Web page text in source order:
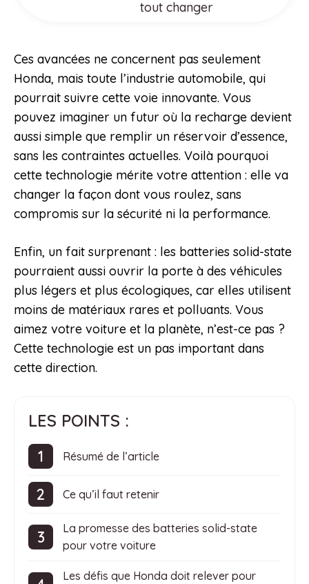
tout changer
Ces avancées ne concernent pas seulement
Honda, mais toute l’industrie automobile, qui
pourrait suivre cette voie innovante. Vous
pouvez imaginer un futur où la recharge devient
aussi simple que remplir un réservoir d’essence,
sans les contraintes actuelles. Voilà pourquoi
cette technologie mérite votre attention : elle va
changer la façon dont vous roulez, sans
compromis sur la sécurité ni la performance.
Enfin, un fait surprenant : les batteries solid-state
pourraient aussi ouvrir la porte à des véhicules
plus légers et plus écologiques, car elles utilisent
moins de matériaux rares et polluants. Vous
aimez votre voiture et la planète, n’est-ce pas ?
Cette technologie est un pas important dans
cette direction.
LES POINTS :
Résumé de l’article
Ce qu’il faut retenir
La promesse des batteries solid-state
pour votre voiture
Les défis que Honda doit relever pour